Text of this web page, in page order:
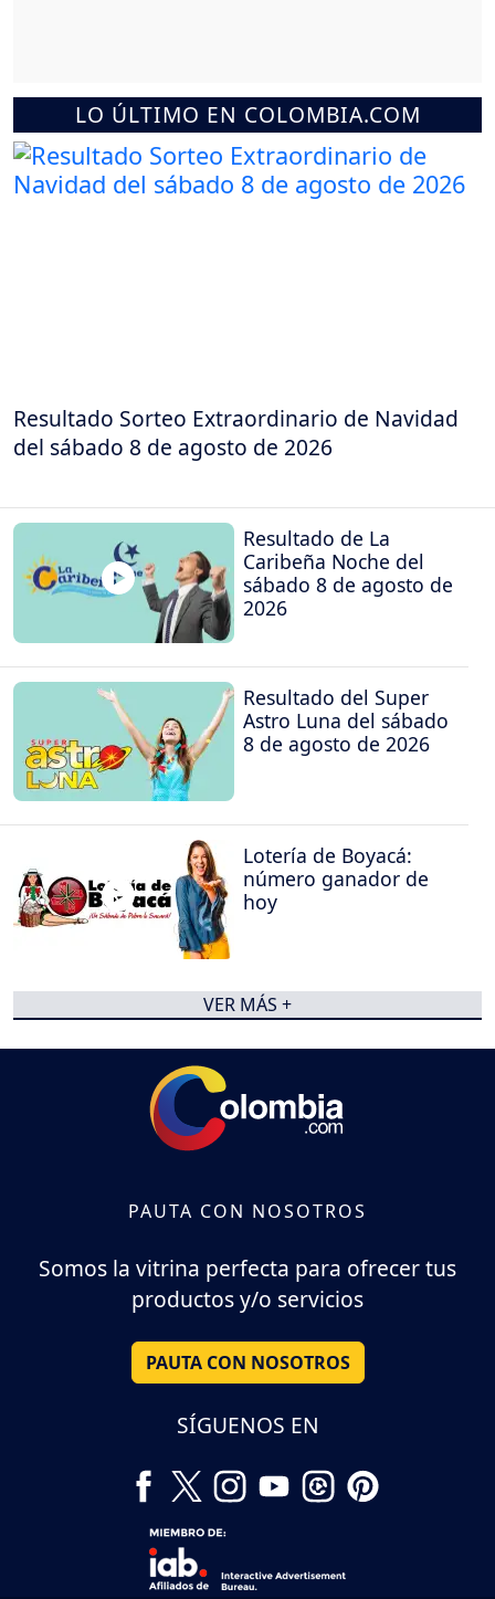
LO ÚLTIMO EN COLOMBIA.COM
Resultado Sorteo Extraordinario de Navidad
del sábado 8 de agosto de 2026
Resultado de La
Caribeña Noche del
sábado 8 de agosto de
2026
Resultado del Super
Astro Luna del sábado
8 de agosto de 2026
Lotería de Boyacá:
número ganador de
hoy
VER MÁS +
PAUTA CON NOSOTROS
Somos la vitrina perfecta para ofrecer tus
productos y/o servicios
PAUTA CON NOSOTROS
SÍGUENOS EN